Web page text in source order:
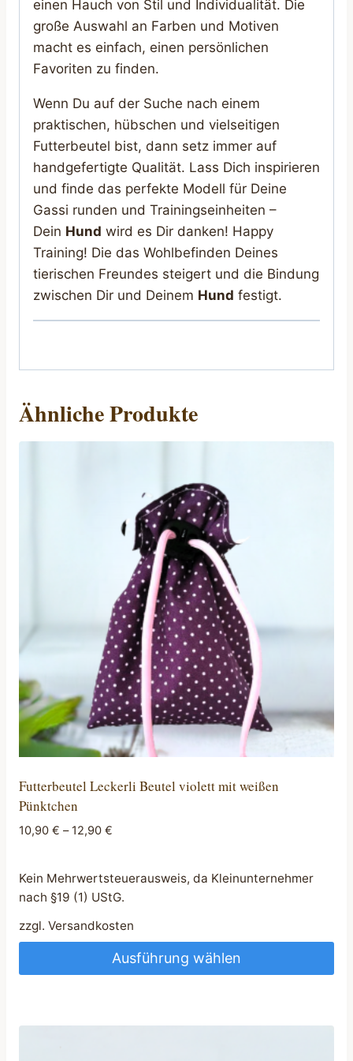
einen Hauch von Stil und Individualität. Die
große Auswahl an Farben und Motiven
macht es einfach, einen persönlichen
Favoriten zu finden.
Wenn Du auf der Suche nach einem
praktischen, hübschen und vielseitigen
Futterbeutel bist, dann setz immer auf
handgefertigte Qualität. Lass Dich inspirieren
und finde das perfekte Modell für Deine
Gassi runden und Trainingseinheiten –
Dein Hund wird es Dir danken! Happy
Training! Die das Wohlbefinden Deines
tierischen Freundes steigert und die Bindung
zwischen Dir und Deinem Hund festigt.
Ähnliche Produkte
Futterbeutel Leckerli Beutel violett mit weißen
Pünktchen
10,90 € –12,90 €
Kein Mehrwertsteuerausweis, da Kleinunternehmer
nach §19 (1) UStG.
zzgl. Versandkosten
Ausführung wählen
weist